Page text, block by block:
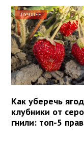
ЛУЧШЕЕ
Как уберечь
клубники от
гнили: топ-5